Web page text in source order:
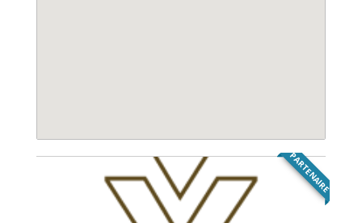
PARTENAIRE